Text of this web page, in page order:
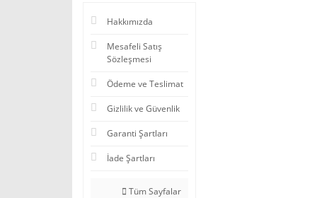
Hakkımızda
Mesafeli Satış
Sözleşmesi
Ödeme ve Teslimat
Gizlilik ve Güvenlik
Garanti Şartları
İade Şartları
Tüm Sayfalar